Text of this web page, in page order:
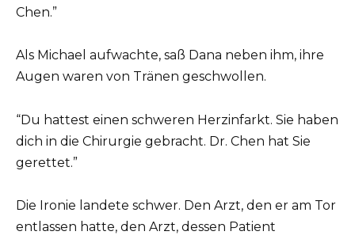
Chen.”
Als Michael aufwachte, saß Dana neben ihm, ihre
Augen waren von Tränen geschwollen.
“Du hattest einen schweren Herzinfarkt. Sie haben
dich in die Chirurgie gebracht. Dr. Chen hat Sie
gerettet.”
Die Ironie landete schwer. Den Arzt, den er am Tor
entlassen hatte, den Arzt, dessen Patient